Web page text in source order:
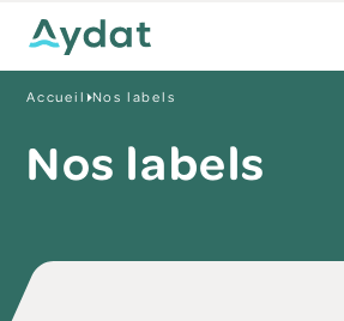
Accueil Nos labels
Nos labels